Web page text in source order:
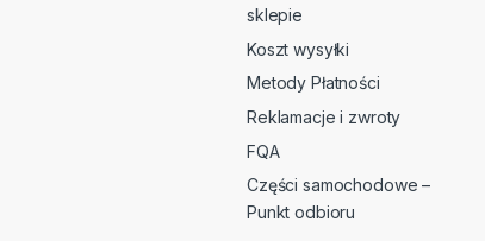
sklepie
Koszt wysyłki
Metody Płatności
Reklamacje i zwroty
FQA
Części samochodowe –
Punkt odbioru